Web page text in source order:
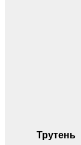
Трутень